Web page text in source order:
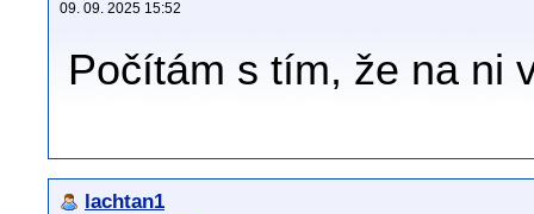
09. 09. 2025 15:52
Počítám s tím, že na ni
lachtan1